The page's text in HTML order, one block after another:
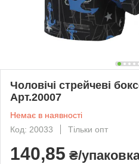
Чоловічі стрейчеві
Арт.20007
Немає в наявності
Код: 20033
Тільки опт
140,85 ₴/